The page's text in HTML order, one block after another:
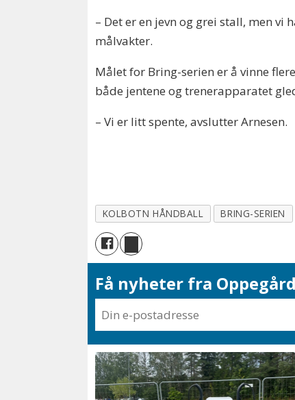
– Det er en jevn og grei stall, men vi
målvakter.
Målet for Bring-serien er å vinne
både jentene og trenerapparatet
– Vi er litt spente, avslutter Arnesen.
KOLBOTN HÅNDBALL BRING-SERIEN
Få nyheter fra